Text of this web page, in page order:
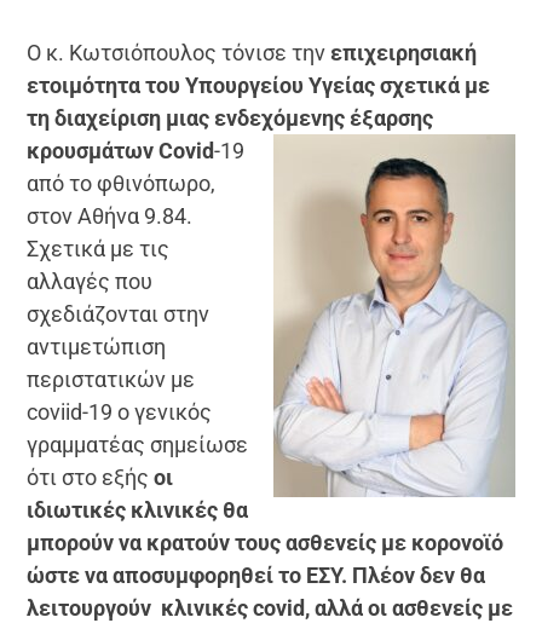
Ο κ. Κωτσιόπουλος τόνισε την επιχειρησιακή
ετοιμότητα του Υπουργείου Υγείας σχετικά με
τη διαχείριση μιας ενδεχόμενης έξαρσης
κρουσμάτωνCovid-19
από το φθινόπωρο,
στον Αθήνα 9.84.
Σχετικά με τις
αλλαγές που
σχεδιάζονται στην
αντιμετώπιση
περιστατικών με
coviid-19 ο γενικός
γραμματέας σημείωσε
ότι στο εξήςοι
ιδιωτικές κλινικές θα
μπορούννα κρατούν τους ασθενείς με κορoνοϊό
ώστε να αποσυμφορηθεί το ΕΣΥ. Πλέον δεν θα
λειτουργούν κλινικές covid, αλλά οι ασθενείς με